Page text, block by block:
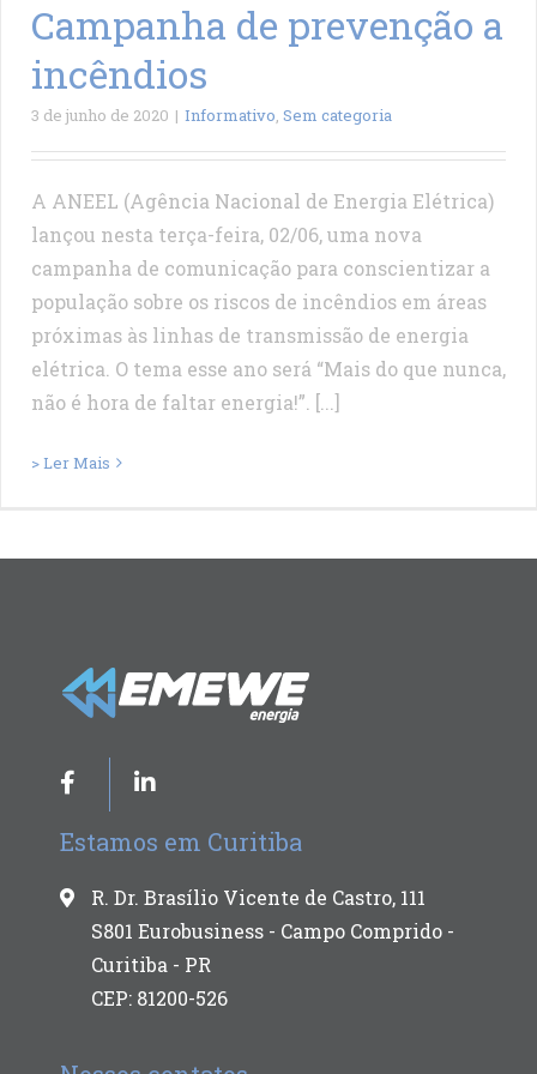
Campanha de prevenção a
incêndios
3 de junho de 2020 | Informativo Sem categoria
A ANEEL (Agência Nacional de Energia Elétrica)
lançou nesta terça-feira, 02/06, uma nova
campanha de comunicação para conscientizar a
população sobre os riscos de incêndios em áreas
próximas às linhas de transmissão de energia
elétrica. O tema esse ano será “Mais do que nunca,
não é hora de faltar energia!”. [...]
> Ler Mais
Estamos em Curitiba
R. Dr. Brasílio Vicente de Castro, 111
S801 Eurobusiness - Campo Comprido -
Curitiba - PR
CEP: 81200-526